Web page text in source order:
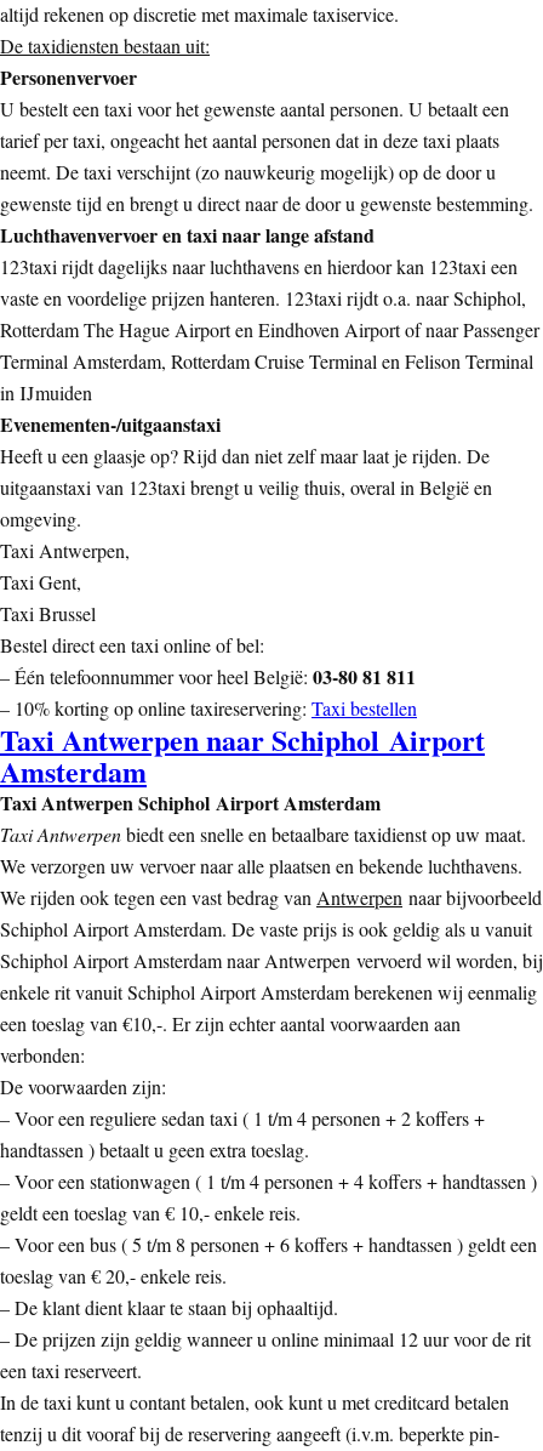
altijd rekenen op discretie met maximale taxiservice.
De taxidiensten bestaan uit:
Personenvervoer
U bestelt een taxi voor het gewenste aantal personen. U betaalt een
tarief per taxi, ongeacht het aantal personen dat in deze taxi plaats
neemt. De taxi verschijnt (zo nauwkeurig mogelijk) op de door u
gewenste tijd en brengt u direct naar de door u gewenste bestemming.
Luchthavenvervoer en taxi naar lange afstand
123taxi rijdt dagelijks naar luchthavens en hierdoor kan 123taxi een
vaste en voordelige prijzen hanteren. 123taxi rijdt o.a. naar Schiphol,
Rotterdam The Hague Airport en Eindhoven Airport of naar Passenger
Terminal Amsterdam, Rotterdam Cruise Terminal en Felison Terminal
in IJmuiden
Evenementen-/uitgaanstaxi
Heeft u een glaasje op? Rijd dan niet zelf maar laat je rijden. De
uitgaanstaxi van 123taxi brengt u veilig thuis, overal in België en
omgeving.
Taxi Antwerpen,
Taxi Gent,
Taxi Brussel
Bestel direct een taxi online of bel:
– Één telefoonnummer voor heel België: 03-80 81 811
– 10% korting op online taxireservering: Taxi bestellen
Taxi Antwerpen naar Schiphol Airport
Amsterdam
Taxi Antwerpen Schiphol Airport Amsterdam
Taxi Antwerpenbiedt een snelle en betaalbare taxidienst op uw maat.
We verzorgen uw vervoer naar alle plaatsen en bekende luchthavens.
We rijden ook tegen een vast bedrag van Antwerpen naar bijvoorbeeld
Schiphol Airport Amsterdam. De vaste prijs is ook geldig als u vanuit
Schiphol Airport Amsterdam naar Antwerpen vervoerd wil worden, bij
enkele rit vanuit Schiphol Airport Amsterdam berekenen wij eenmalig
een toeslag van €10,-. Er zijn echter aantal voorwaarden aan
verbonden:
De voorwaarden zijn:
– Voor een reguliere sedan taxi ( 1 t/m 4 personen + 2 koffers +
handtassen ) betaalt u geen extra toeslag.
– Voor een stationwagen ( 1 t/m 4 personen + 4 koffers + handtassen )
geldt een toeslag van € 10,- enkele reis.
– Voor een bus ( 5 t/m 8 personen + 6 koffers + handtassen ) geldt een
toeslag van € 20,- enkele reis.
– De klant dient klaar te staan bij ophaaltijd.
– De prijzen zijn geldig wanneer u online minimaal 12 uur voor de rit
een taxi reserveert.
In de taxi kunt u contant betalen, ook kunt u met creditcard betalen
tenzij u dit vooraf bij de reservering aangeeft (i.v.m. beperkte pin-